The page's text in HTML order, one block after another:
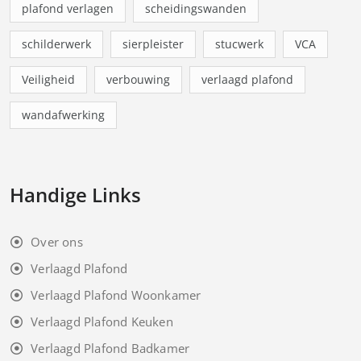
plafond verlagen scheidingswanden
schilderwerk sierpleister stucwerk VCA
Veiligheid verbouwing verlaagd plafond
wandafwerking
Handige Links
Over ons
Verlaagd Plafond
Verlaagd Plafond Woonkamer
Verlaagd Plafond Keuken
Verlaagd Plafond Badkamer